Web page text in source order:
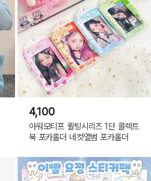
4,100
아워모티프 퀼팅시리즈 1단 콜렉트
북 포카홀더 네컷앨범 포카홀더